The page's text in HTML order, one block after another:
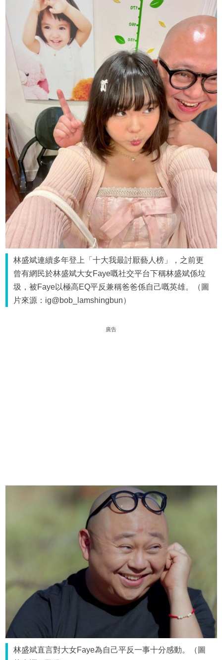
林盛斌連續多年登上「十大我最討厭藝人榜」，之前更
曾有網民於林盛斌大女Faye嘅社交平台下稱林盛斌係垃
圾，被Faye以極高EQ平反兼稱爸爸係自己嘅英雄。（圖
片來源：ig@bob_lamshingbun）
廣告
林盛斌直言對大女Faye為自己平反一事十分感動。（圖